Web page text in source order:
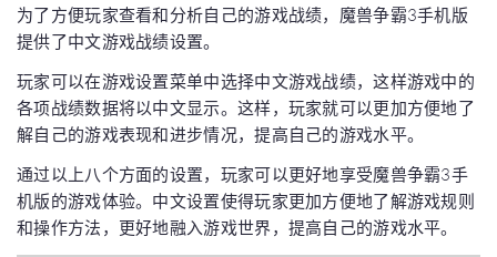
为了方便玩家查看和分析自己的游戏战绩，魔兽争霸3手机版
提供了中文游戏战绩设置。
玩家可以在游戏设置菜单中选择中文游戏战绩，这样游戏中的
各项战绩数据将以中文显示。这样，玩家就可以更加方便地了
解自己的游戏表现和进步情况，提高自己的游戏水平。
通过以上八个方面的设置，玩家可以更好地享受魔兽争霸3手
机版的游戏体验。中文设置使得玩家更加方便地了解游戏规则
和操作方法，更好地融入游戏世界，提高自己的游戏水平。